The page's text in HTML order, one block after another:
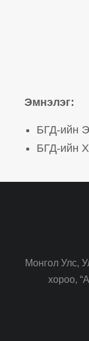
Эмнэлэг:
БГД-ийн
БГД-ийн
Монгол Улс,
хороо,